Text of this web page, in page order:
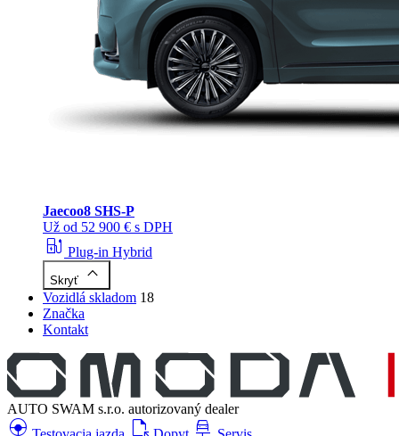
Jaecoo8 SHS-P
Už od 52 900 € s DPH
ev_station Plug-in Hybrid
Skryť keyboard_arrow_up
Vozidlá skladom 18
Značka
Kontakt
AUTO SWAM s.r.o. autorizovaný dealer
search_hands_free file_open car_repair